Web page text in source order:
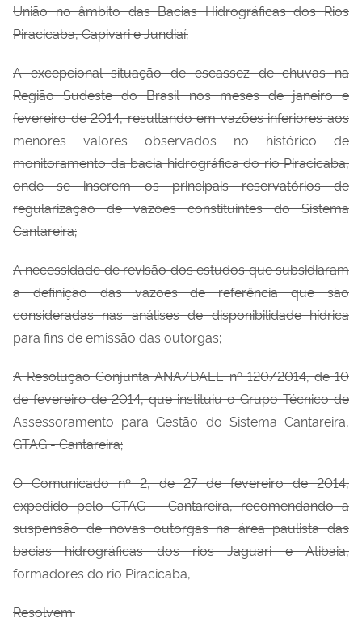
União no âmbito das Bacias Hidrográficas dos Rios
Piracicaba, Capivari e Jundiaí;
A excepcional situação de escassez de chuvas na
Região Sudeste do Brasil nos meses de janeiro e
fevereiro de 2014, resultando em vazões inferiores aos
menores valores observados no histórico de
monitoramento da bacia hidrográfica do rio Piracicaba,
onde se inserem os principais reservatórios de
regularização de vazões constituintes do Sistema
Cantareira;
A necessidade de revisão dos estudos que subsidiaram
a definição das vazões de referência que são
consideradas nas análises de disponibilidade hídrica
para fins de emissão das outorgas;
A Resolução Conjunta ANA/DAEE nº 120/2014, de 10
de fevereiro de 2014, que instituiu o Grupo Técnico de
Assessoramento para Gestão do Sistema Cantareira,
GTAG - Cantareira;
O Comunicado nº 2, de 27 de fevereiro de 2014,
expedido pelo GTAG – Cantareira, recomendando a
suspensão de novas outorgas na área paulista das
bacias hidrográficas dos rios Jaguari e Atibaia,
formadores do rio Piracicaba,
Resolvem: